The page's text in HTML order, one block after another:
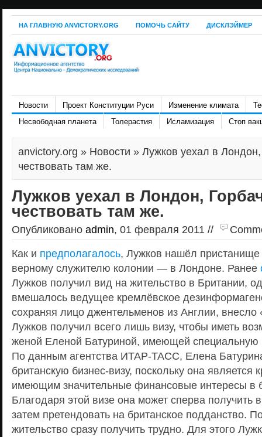
НА ГЛАВНУЮ ANVICTORY.ORG ПОМОЧЬ САЙТУ ДИСКЛЭЙМЕР
Новости Проект Конституции Руси Изменение климата
Несвободная планета
Толерастия Исламизация Стоп
anvictory.org » Новости » Лужков уехал в
чествовать там же.
Лужков уехал в Лондон,
чествовать там же.
Опубликовано admin, 01 февраля 2011 //
Как и предполагалось, Лужков нашёл
верному служителю колонии — в Лондоне. Ранее
Лужков получил вид на жительство в Британии,
вмешалось ведущее кремлёвское
сохраняя лицо джентельменов из Англии, внесло
Лужков получил всего лишь визу, чтобы иметь
женой Еленой Батуриной, имеющей специальную
По данным агентства ИТАР-ТАСС, Елена
британскую бизнес-визу, поскольку она является
имеющим значительные финансовые интересы в
Благодаря этой визе она может сперва получить
затем претендовать на британское подданство.
жительство сразу получить трудно. Для этого